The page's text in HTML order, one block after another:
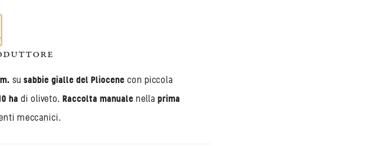
su sabbie gialle del Pliocene con piccola
ha di oliveto. Raccolta manuale nella prima
meccanici.